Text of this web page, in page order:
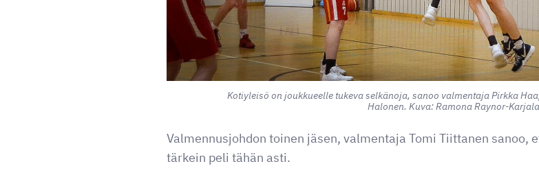
Kotiyleisö on joukkueelle tukeva selkänoja, sanoo valmentaja Pirkka
Halonen. Kuva: Ramona Raynor-
Valmennusjohdon toinen jäsen, valmentaja Tomi Tiittanen sanoo,
tärkein peli tähän asti.